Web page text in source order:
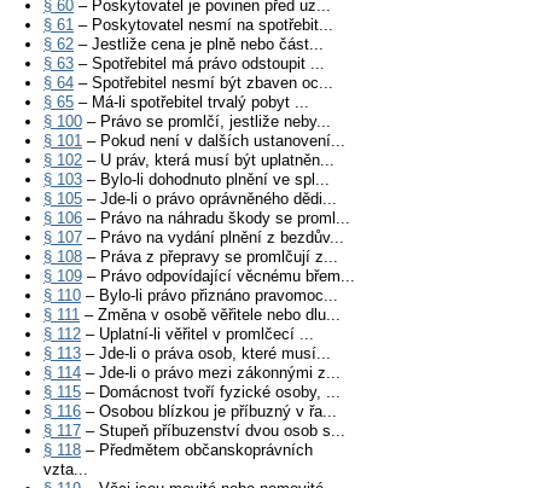
§ 60 – Poskytovatel je povinen před uz...
§ 61 – Poskytovatel nesmí na spotřebit...
§ 62 – Jestliže cena je plně nebo část...
§ 63 – Spotřebitel má právo odstoupit ...
§ 64 – Spotřebitel nesmí být zbaven oc...
§ 65 – Má-li spotřebitel trvalý pobyt ...
§ 100 – Právo se promlčí, jestliže neby...
§ 101 – Pokud není v dalších ustanovení...
§ 102 – U práv, která musí být uplatněn...
§ 103 – Bylo-li dohodnuto plnění ve spl...
§ 105 – Jde-li o právo oprávněného dědi...
§ 106 – Právo na náhradu škody se proml...
§ 107 – Právo na vydání plnění z bezdův...
§ 108 – Práva z přepravy se promlčují z...
§ 109 – Právo odpovídající věcnému břem...
§ 110 – Bylo-li právo přiznáno pravomoc...
§ 111 – Změna v osobě věřitele nebo dlu...
§ 112 – Uplatní-li věřitel v promlčecí ...
§ 113 – Jde-li o práva osob, které musí...
§ 114 – Jde-li o právo mezi zákonnými z...
§ 115 – Domácnost tvoří fyzické osoby, ...
§ 116 – Osobou blízkou je příbuzný v řa...
§ 117 – Stupeň příbuzenství dvou osob s...
§ 118 – Předmětem občanskoprávních
vzta...